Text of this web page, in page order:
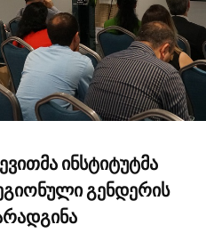
ინსტიტუტმა
გენდერის